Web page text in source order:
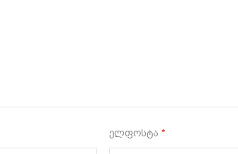
ელფოსტა *